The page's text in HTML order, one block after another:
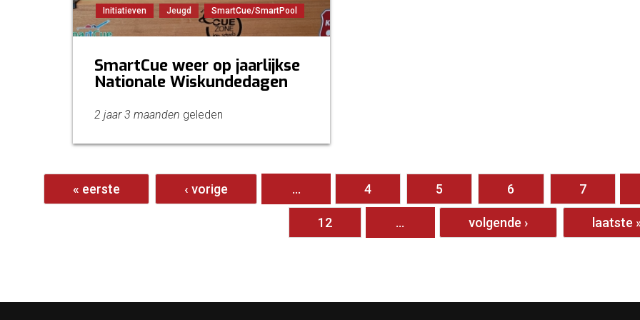
Initiatieven Jeugd SmartCue/SmartPool
SmartCue weer op jaarlijkse
Nationale Wiskundedagen
2 jaar 3 maanden geleden
Pagina's
« eerste
‹ vorige … 4 5 6 7
12 … volgende › laatste